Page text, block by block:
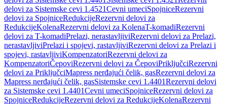
delovi za Sistemske cevi 1.4521Cevni umeciSpojniceRezervni
delovi za SpojniceRedukcijeRezervni delovi za
RedukcijeKolenaRezervni delovi za KolenaT-komadiRezervni
delovi za T-komadiPrelazi, nerastavljiviRezervni delovi za Prelazi,
nerastavljiviPrelazi i spojevi, rastavljiviRezervni delovi za Prelazi i
spojevi, rastavljiviKompenzatoriRezervni delovi za
KompenzatoriČepoviRezervni delovi za ČepoviPriključciRezervni
delovi za PriključciMapress nerđajući čelik, gasRezervni delovi za
Mapress nerđajući čelik, gasSistemske cevi 1.4401Rezervni delovi
za Sistemske cevi 1.4401Cevni umeciSpojniceRezervni delovi za
SpojniceRedukcijeRezervni delovi za RedukcijeKolenaRezervni